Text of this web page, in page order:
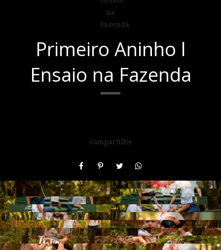
Primeiro Aninho l
Ensaio na Fazenda
Compartilhe